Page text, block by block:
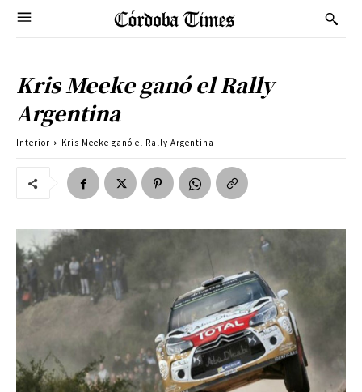
Kris Meeke ganó el Rally
Argentina
Interior Kris Meeke ganó el Rally Argentina